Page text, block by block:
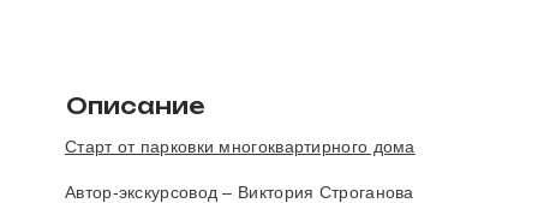
Описание
Старт от парковки многоквартирного дома
Автор-экскурсовод – Виктория Строганова